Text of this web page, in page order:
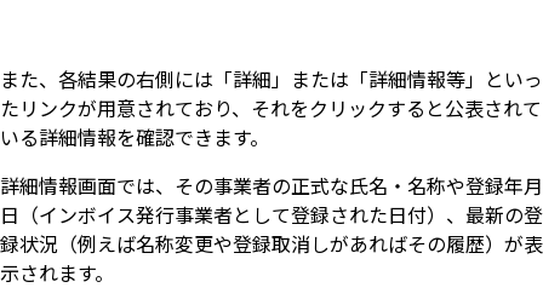
また、各結果の右側には「詳細」または「詳細情報等」といっ
たリンクが用意されており、それをクリックすると公表されて
いる詳細情報を確認できます。
詳細情報画面では、その事業者の正式な氏名・名称や登録年月
日（インボイス発行事業者として登録された日付）、最新の登
録状況（例えば名称変更や登録取消しがあればその履歴）が表
示されます。